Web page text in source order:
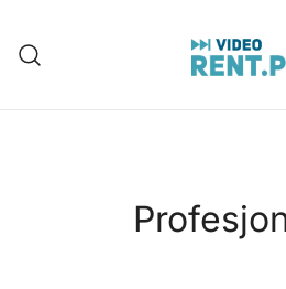
treści